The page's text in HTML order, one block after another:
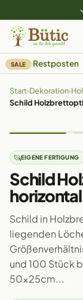
SALE Restposten
Start›Dekoration›
Schild
EIGENE FERTIGUNG
Schild
Schild in
liegenden
und 100 Stück
50x25cm...